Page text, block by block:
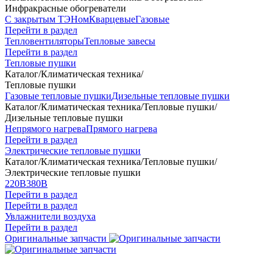
Инфракрасные обогреватели
С закрытым ТЭНомКварцевыеГазовые
Перейти в раздел
ТепловентиляторыТепловые завесы
Перейти в раздел
Тепловые пушки
Каталог/Климатическая техника/
Тепловые пушки
Газовые тепловые пушкиДизельные тепловые пушки
Каталог/Климатическая техника/Тепловые пушки/
Дизельные тепловые пушки
Непрямого нагреваПрямого нагрева
Перейти в раздел
Электрические тепловые пушки
Каталог/Климатическая техника/Тепловые пушки/
Электрические тепловые пушки
220В380В
Перейти в раздел
Перейти в раздел
Увлажнители воздуха
Перейти в раздел
Оригинальные запчасти